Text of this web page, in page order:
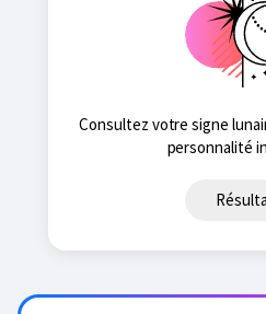
Consultez votre signe lunaire et découvrez votre
personnalité